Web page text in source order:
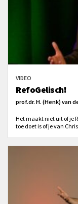
VIDEO
RefoGelisch!
prof.dr. H. (Henk) van
Het maakt niet uit of je
toe doet is of je van